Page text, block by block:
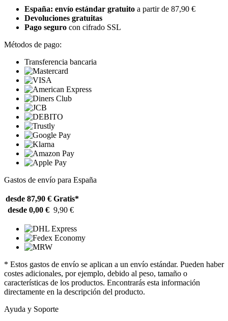
España: envío estándar gratuito a partir de 87,90 €
Devoluciones gratuitas
Pago seguro con cifrado SSL
Métodos de pago:
Transferencia bancaria
Gastos de envío para España
desde 87,90 € Gratis*
desde 0,00 € 9,90 €
* Estos gastos de envío se aplican a un envío estándar. Pueden haber
costes adicionales, por ejemplo, debido al peso, tamaño o
características de los productos. Encontrarás esta información
directamente en la descripción del producto.
Ayuda y Soporte